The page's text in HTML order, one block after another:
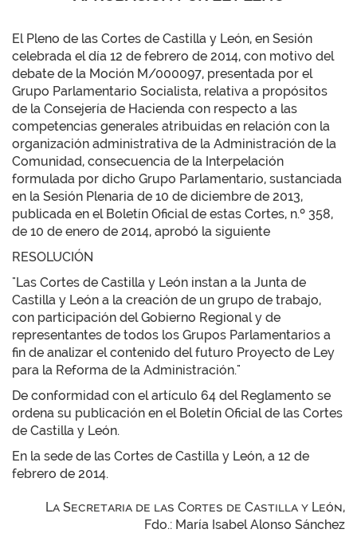
El Pleno de las Cortes de Castilla y León, en Sesión
celebrada el día 12 de febrero de 2014, con motivo del
debate de la Moción M/000097, presentada por el
Grupo Parlamentario Socialista, relativa a propósitos
de la Consejería de Hacienda con respecto a las
competencias generales atribuidas en relación con la
organización administrativa de la Administración de la
Comunidad, consecuencia de la Interpelación
formulada por dicho Grupo Parlamentario, sustanciada
en la Sesión Plenaria de 10 de diciembre de 2013,
publicada en el Boletín Oficial de estas Cortes, n.º 358,
de 10 de enero de 2014, aprobó la siguiente
RESOLUCIÓN
"Las Cortes de Castilla y León instan a la Junta de
Castilla y León a la creación de un grupo de trabajo,
con participación del Gobierno Regional y de
representantes de todos los Grupos Parlamentarios a
fin de analizar el contenido del futuro Proyecto de Ley
para la Reforma de la Administración."
De conformidad con el artículo 64 del Reglamento se
ordena su publicación en el Boletín Oficial de las Cortes
de Castilla y León.
En la sede de las Cortes de Castilla y León, a 12 de
febrero de 2014.
La Secretaria de las Cortes de Castilla y León,
Fdo.: María Isabel Alonso Sánchez